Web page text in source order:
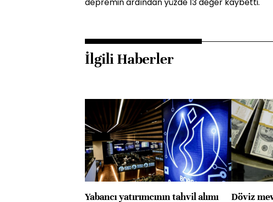
İlgili Haberler
Yabancı yatırımcının tahvil alımı
Döviz